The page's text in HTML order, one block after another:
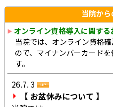
当院か
オンライン資格導入に関する
当院では、オンライン資格
ので、マイナンバーカード
す。
26.7. 3
【 お盆休みについて 】